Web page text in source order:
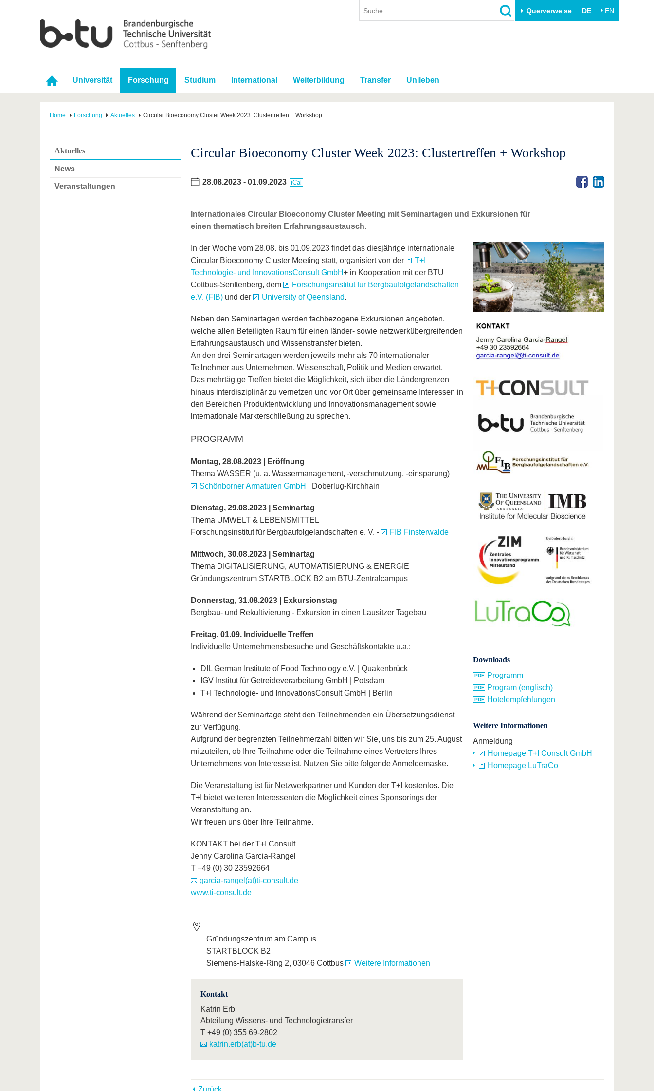
Querverweise DE EN
Universität Forschung Studium International Weiterbildung Transfer Unileben
Home Forschung Aktuelles Circular Bioeconomy Cluster Week 2023: Clustertreffen + Workshop
Aktuelles
News
Veranstaltungen
Circular Bioeconomy Cluster Week 2023: Clustertreffen + Workshop
28.08.2023 - 01.09.2023 iCal
Internationales Circular Bioeconomy Cluster Meeting mit Seminartagen und Exkursionen für
einen thematisch breiten Erfahrungsaustausch.
In der Woche vom 28.08. bis 01.09.2023 findet das diesjährige internationale
Circular Bioeconomy Cluster Meeting statt, organisiert von der
T+I
Technologie- und InnovationsConsult GmbH+ in Kooperation mit der BTU
Cottbus-Senftenberg, dem
Forschungsinstitut für Bergbaufolgelandschaften
e.V. (FIB) und der University of Qeensland.
Neben den Seminartagen werden fachbezogene Exkursionen angeboten,
welche allen Beteiligten Raum für einen länder- sowie netzwerkübergreifenden
Erfahrungsaustausch und Wissenstransfer bieten.
An den drei Seminartagen werden jeweils mehr als 70 internationaler
Teilnehmer aus Unternehmen, Wissenschaft, Politik und Medien erwartet.
Das mehrtägige Treffen bietet die Möglichkeit, sich über die Ländergrenzen
hinaus interdisziplinär zu vernetzen und vor Ort über gemeinsame Interessen in
den Bereichen Produktentwicklung und Innovationsmanagement sowie
internationale Markterschließung zu sprechen.
PROGRAMM
Montag, 28.08.2023 | Eröffnung
Thema WASSER (u. a. Wassermanagement, -verschmutzung, -einsparung)
Schönborner Armaturen GmbH
| Doberlug-Kirchhain
Dienstag, 29.08.2023 | Seminartag
Thema UMWELT & LEBENSMITTEL
Forschungsinstitut für Bergbaufolgelandschaften e. V. -
FIB Finsterwalde
Mittwoch, 30.08.2023 | Seminartag
Thema DIGITALISIERUNG, AUTOMATISIERUNG & ENERGIE
Gründungszentrum STARTBLOCK B2 am BTU-Zentralcampus
Donnerstag, 31.08.2023 | Exkursionstag
Bergbau- und Rekultivierung - Exkursion in einen Lausitzer Tagebau
Freitag, 01.09. Individuelle Treffen
Individuelle Unternehmensbesuche und Geschäftskontakte u.a.:
DIL German Institute of Food Technology e.V. | Quakenbrück
IGV Institut für Getreideverarbeitung GmbH | Potsdam
T+I Technologie- und InnovationsConsult GmbH | Berlin
Während der Seminartage steht den Teilnehmenden ein Übersetzungsdienst
zur Verfügung.
Aufgrund der begrenzten Teilnehmerzahl bitten wir Sie, uns bis zum 25. August
mitzuteilen, ob Ihre Teilnahme oder die Teilnahme eines Vertreters Ihres
Unternehmens von Interesse ist. Nutzen Sie bitte folgende Anmeldemaske.
Die Veranstaltung ist für Netzwerkpartner und Kunden der T+I kostenlos. Die
T+I bietet weiteren Interessenten die Möglichkeit eines Sponsorings der
Veranstaltung an.
Wir freuen uns über Ihre Teilnahme.
KONTAKT bei der T+I Consult
Jenny Carolina Garcia-Rangel
T +49 (0) 30 23592664
garcia-rangel(at)ti-consult.de
www.ti-consult.de
Gründungszentrum am Campus
STARTBLOCK B2
Siemens-Halske-Ring 2, 03046 Cottbus
Weitere Informationen
Kontakt
Katrin Erb
Abteilung Wissens- und Technologietransfer
T +49 (0) 355 69-2802
katrin.erb(at)b-tu.de
Downloads
Programm
Program (englisch)
Hotelempfehlungen
Weitere Informationen
Anmeldung
Homepage T+I Consult GmbH
Homepage LuTraCo
Zurück